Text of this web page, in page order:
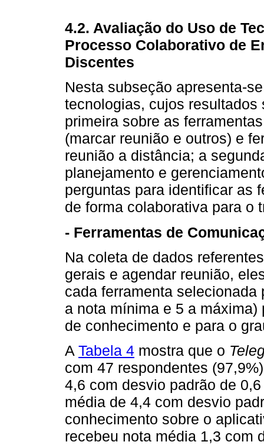
4.2. Avaliação do Uso de
Processo Colaborativo de
Discentes
Nesta subseção apresenta-
tecnologias, cujos
primeira sobre as
(marcar reunião e outros) e
reunião a distância; a
planejamento e
perguntas para identificar as
de forma colaborativa para o
- Ferramentas de
Na coleta de dados
gerais e agendar reunião,
cada ferramenta
a nota mínima e 5 a
de conhecimento e para o
A Tabela 4 mostra que o
com 47 respondentes
4,6 com desvio padrão de
média de 4,4 com desvio
conhecimento sobre o
recebeu nota média 1,3 com